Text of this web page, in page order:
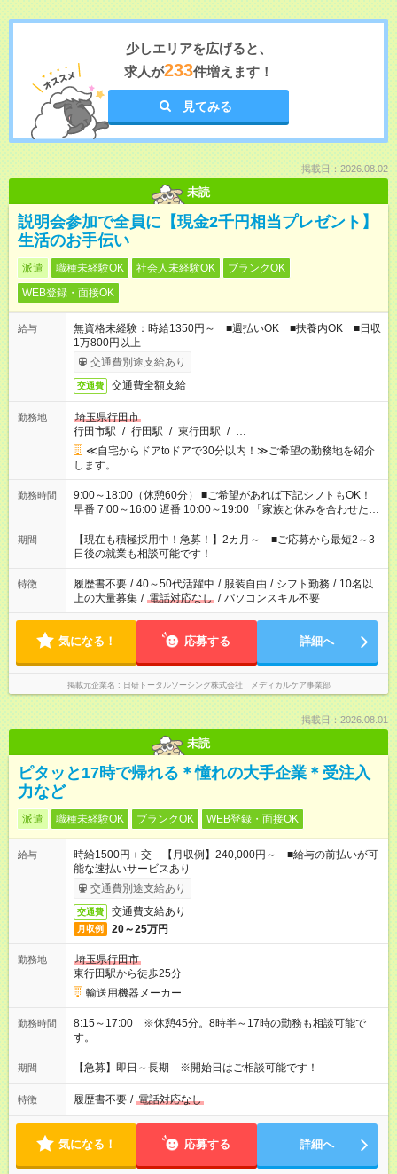
少しエリアを広げると、
求人が233件増えます！
見てみる
掲載日：2026.08.02
未読
説明会参加で全員に【現金2千円相当プレゼント】
生活のお手伝い
派遣 職種未経験OK 社会人未経験OK
ブランクOK
WEB登録・面接OK
給与
無資格未経験：時給1350円～ ■週払いOK ■扶養内OK ■日収
1万800円以上
交通費別途支給あり
交通費 交通費全額支給
勤務地
埼玉県行田市
行田市駅 / 行田駅 / 東行田駅 / …
≪自宅からドアtoドアで30分以内！≫ご希望の勤務地を紹介
します。
勤務時間
9:00～18:00（休憩60分） ■ご希望があれば下記シフトもOK！
早番 7:00～16:00 遅番 10:00～19:00 「家族と休みを合わせた
い」 「余裕を持って夕飯の準備がしたい」 「できれば残業はし
たくない」 など、ご希望を教えてくださいね。 ※Wワーク希望
の方へ 今ご覧のお仕事で希望する勤務時間と、もう1つのお仕事
の勤務時間。 合計で週40時間を超える場合は応募できません。
期間
【現在も積極採用中！急募！】2カ月～ ■ご応募から最短2～3
日後の就業も相談可能です！
特徴 履歴書不要 / 40～50代活躍中 / 服装自由 / シフト勤務 / 10名以
上の大量募集 / 電話対応なし / パソコンスキル不要
気になる！ 応募する 詳細へ
掲載元企業名 日研トータルソーシング株式会社 メディカルケア事業部
掲載日：2026.08.01
未読
ピタッと17時で帰れる＊憧れの大手企業＊受注入
力など
派遣 職種未経験OK ブランクOK WEB登録・面接OK
給与
時給1500円＋交 【月収例】240,000円～ ■給与の前払いが可
能な速払いサービスあり
交通費別途支給あり
交通費 交通費支給あり
月収例 20～25万円
勤務地
埼玉県行田市
東行田駅から徒歩25分
輸送用機器メーカー
勤務時間
8:15～17:00 ※休憩45分。8時半～17時の勤務も相談可能で
す。
期間 【急募】即日～長期 ※開始日はご相談可能です！
特徴 履歴書不要 / 電話対応なし
気になる！ 応募する 詳細へ